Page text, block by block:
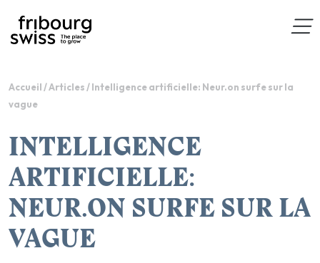
Accueil /Articles /Intelligence artificielle: Neur.on surfe sur la
vague
INTELLIGENCE
ARTIFICIELLE:
NEUR.ON SURFE SUR LA
VAGUE